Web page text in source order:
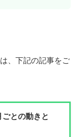
、下記の記事をご
ごとの動きと